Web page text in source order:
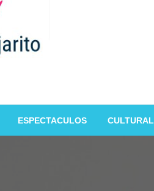
ESPECTACULOS CULTURAL